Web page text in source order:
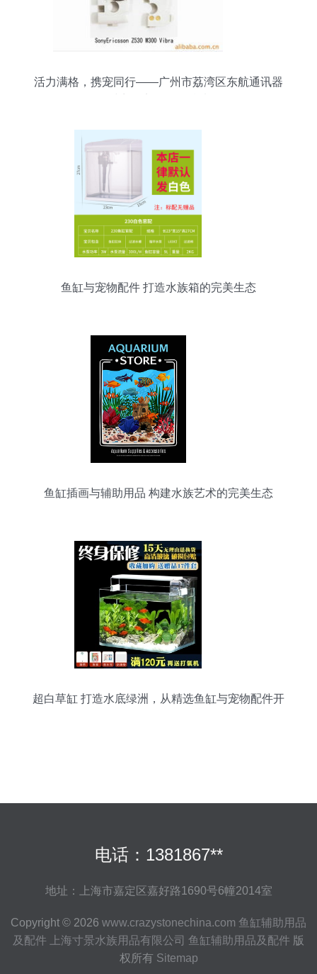
活力满格，携宠同行——广州市荔湾区东航通讯器
鱼缸与宠物配件 打造水族箱的完美生态
鱼缸插画与辅助用品 构建水族艺术的完美生态
超白草缸 打造水底绿洲，从精选鱼缸与宠物配件开
电话：1381867**
地址：上海市嘉定区嘉好路1690号6幢2014室
Copyright © 2026 www.crazystonechina.com 鱼缸辅助用品
及配件
上海寸景水族用品有限公司 鱼缸辅助用品及配件 版
权所有 Sitemap